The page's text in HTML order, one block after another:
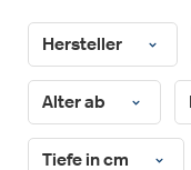
Hersteller
Alter ab
Tiefe in cm